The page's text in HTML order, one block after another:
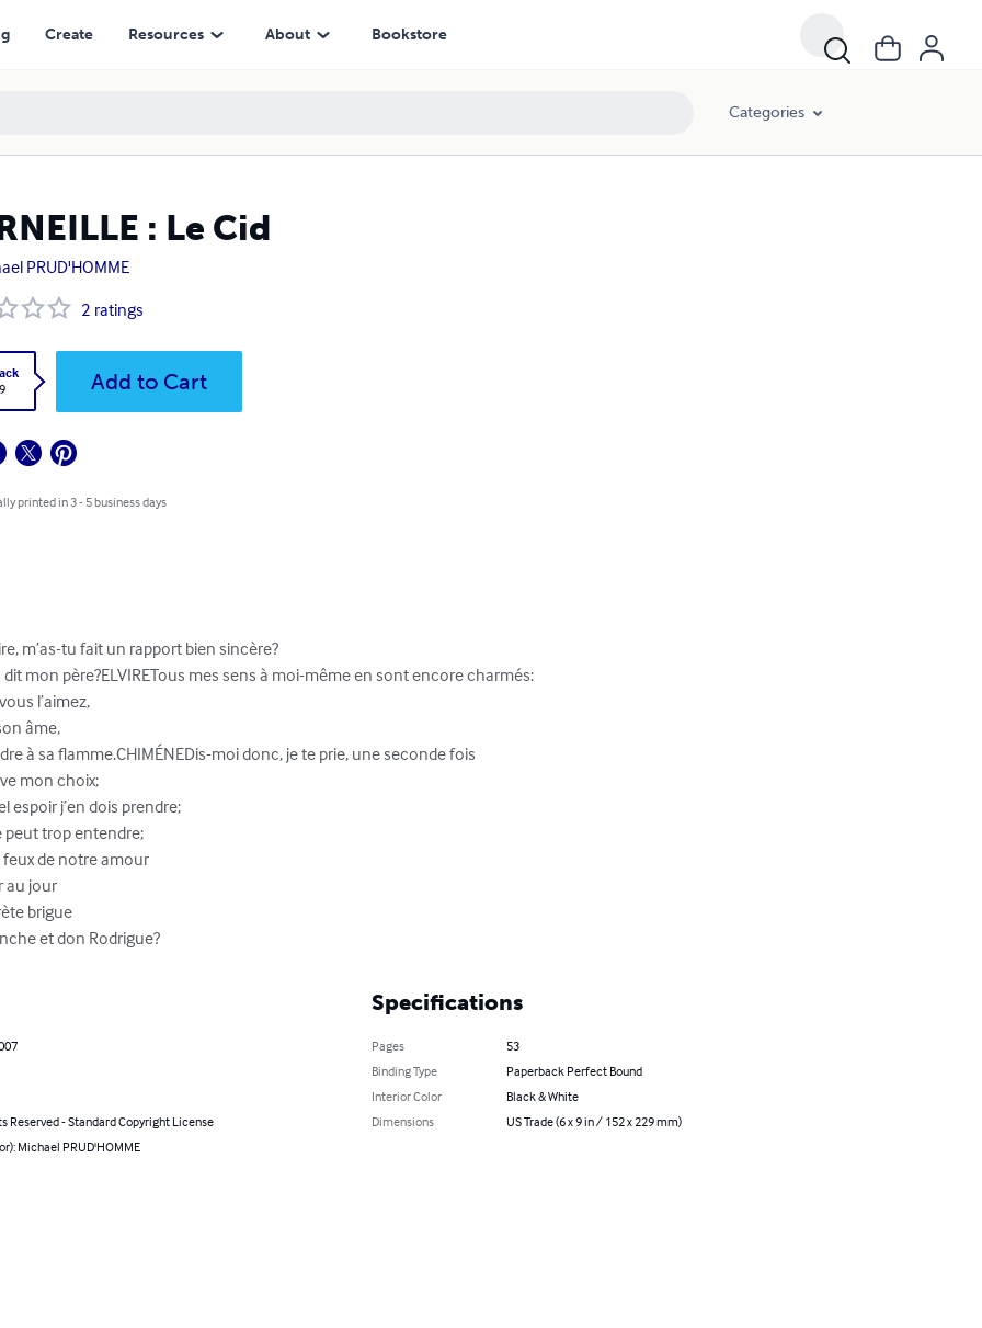
Create Resources About Bookstore
Categories
: Le Cid
PRUD'HOMME
2 ratings
Add to Cart
printed in 3 - 5 business days
m’as-tu fait un rapport bien sincère?
dit mon père?ELVIRETous mes sens à moi-même en sont encore charmés:
l’aimez,
âme,
à sa flamme.CHIMÉNEDis-moi donc, je te prie, une seconde fois
mon choix;
espoir j’en dois prendre;
peut trop entendre;
de notre amour
au jour
brigue
et don Rodrigue?
Reserved - Standard Copyright License
Michael PRUD'HOMME
Specifications
Pages
53
Binding Type
Paperback Perfect Bound
Interior Color
Black & White
Dimensions
US Trade (6 x 9 in / 152 x 229 mm)